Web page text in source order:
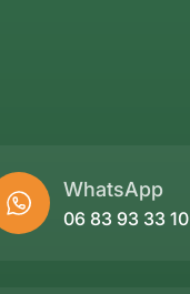
WhatsApp
06 83 93 33 10